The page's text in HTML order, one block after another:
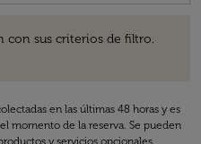
con sus criterios de filtro.
en las últimas 48 horas y es
momento de la reserva. Se pueden
y servicios opcionales.